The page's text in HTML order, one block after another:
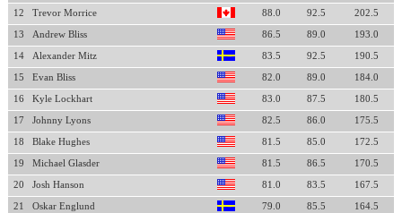
12 Trevor Morrice 88.0 92.5 202.5
13 Andrew Bliss 86.5 89.0 193.0
14 Alexander Mitz 83.5 92.5 190.5
15 Evan Bliss 82.0 89.0 184.0
16 Kyle Lockhart 83.0 87.5 180.5
17 Johnny Lyons 82.5 86.0 175.5
18 Blake Hughes 81.5 85.0 172.5
19 Michael Glasder 81.5 86.5 170.5
20 Josh Hanson 81.0 83.5 167.5
21 Oskar Englund 79.0 85.5 164.5